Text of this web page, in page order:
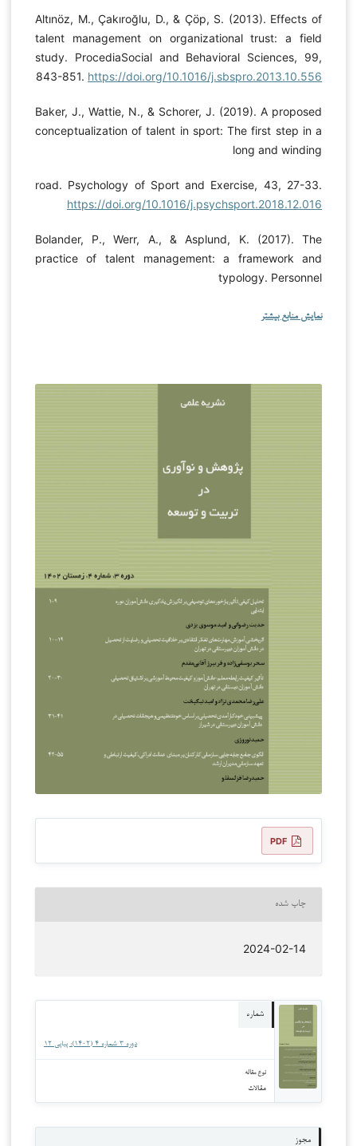
Altınöz, M., Çakıroğlu, D., & Çöp, S. (2013). Effects of
talent management on organizational trust: a field
study. ProcediaSocial and Behavioral Sciences, 99,
843-851. https://doi.org/10.1016/j.sbspro.2013.10.556
Baker, J., Wattie, N., & Schorer, J. (2019). A proposed
conceptualization of talent in sport: The first step in a
long and winding
road. Psychology of Sport and Exercise, 43, 27-33.
https://doi.org/10.1016/j.psychsport.2018.12.016
Bolander, P., Werr, A., & Asplund, K. (2017). The
practice of talent management: a framework and
typology. Personnel
نمایش منابع بیشتر
PDF
چاپ شده
2024-02-14
شماره
دوره 3 شماره 4 (1402): پیاپی 12
نوع مقاله
مقالات
مجوز